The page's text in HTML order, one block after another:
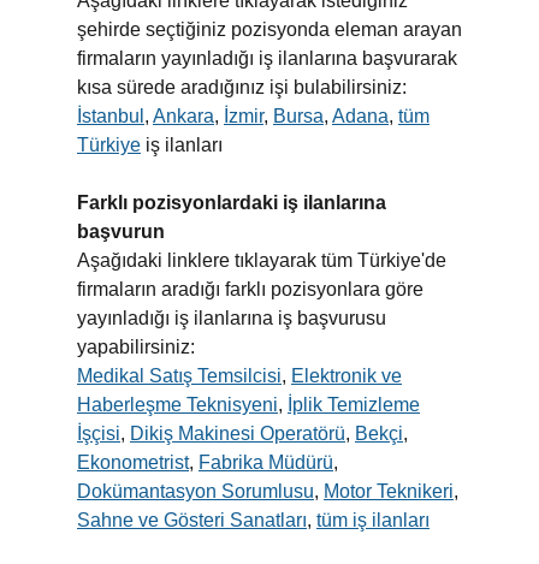
şehirde seçtiğiniz pozisyonda eleman arayan
firmaların yayınladığı iş ilanlarına başvurarak
kısa sürede aradığınız işi bulabilirsiniz:
İstanbul , Ankara, İzmir, Bursa, Adana, tüm
Türkiye iş ilanları
Farklı pozisyonlardaki iş ilanlarına
başvurun
Aşağıdaki linklere tıklayarak tüm Türkiye'de
firmaların aradığı farklı pozisyonlara göre
yayınladığı iş ilanlarına iş başvurusu
yapabilirsiniz:
Medikal Satış Temsilcisi, Elektronik ve
Haberleşme Teknisyeni, İplik Temizleme
İşçisi, Dikiş Makinesi Operatörü, Bekçi,
Ekonometrist, Fabrika Müdürü,
Dokümantasyon Sorumlusu, Motor Teknikeri,
Sahne ve Gösteri Sanatları, tüm iş ilanları